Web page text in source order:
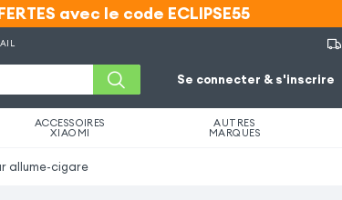
avec le code ECLIPSE55
avec le code ECLIPSE55
Se connecter & s'inscrire
ACCESSOIRES
XIAOMI
AUTRES
MARQUES
allume-cigare